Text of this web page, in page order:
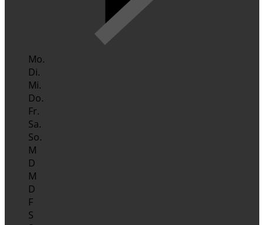
Mo.
Di.
Mi.
Do.
Fr.
Sa.
So.
M
D
M
D
F
S